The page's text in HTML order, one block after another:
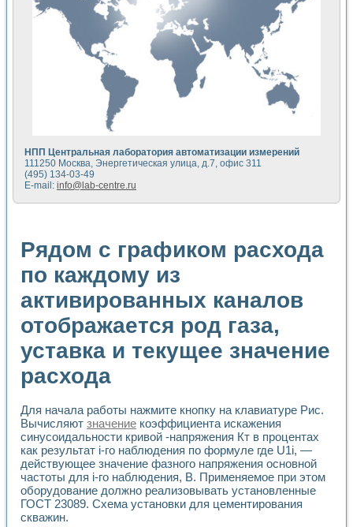
Использование LabVIEW для управления источником
Устройство для снятия вольт-амперных характеристик
Передовые научные технологии: нано-, фемто-,
Автоматизированная установка по измерению временных
Автоматизированный лабораторный комплекс на базе
Визуализация моделирования и оптимизации тепловой
Виртуальный прибор для исследования функциональных
Исследование возможности создания экономичного
Исследование кинетики движения макрочастиц в
Метод прогнозирования свойств дисперсных продуктов
Недорогая система управления сверхпроводящим
Применение технологий NI в курсе экспериментальной
Расчет переноса аэрозоля и выпадения осадка в
Применение NI VISION для геометрического анализа в
Система температурной стабилизации
Управление движением с помощью программно -
Определение параметров всплывающих газовых
Система управления асинхронным тиристорным
Лазерный профилометр
Применение средств NATIONAL INSTRUMENTS для
Разработка автоматизированного стенда для
Высокочувствительные оптоэлектронные
Исследование кинетики зарождения и развития
Лабораторный электрический импедансный томограф на
Микрозондовая система для характеризации
Метод траекторий в исследовании
Промышленная автоматизация
Автоматизация технологических процессов получения
Использование систем технического зрения для контроля
НПП Центральная лаборатория автоматизации измерений
111250 Москва, Энергетическая улица, д.7, офис 311
(495) 134-03-49
E-mail: info@lab-centre.ru
Рядом с графиком расхода
по каждому из
активированных каналов
отображается род газа,
уставка и текущее значение
расхода
Для начала работы нажмите кнопку на клавиатуре Рис.
Вычисляют значение коэффициента искажения
синусоидальности кривой -напряжения Кт в процентах
как результат i-го наблюдения по формуле где U1i, —
действующее значение фазного напряжения основной
частоты для i-го наблюдения, В. Применяемое при этом
оборудование должно реализовывать установленные
ГОСТ 23089. Схема установки для цементирования
скважин.